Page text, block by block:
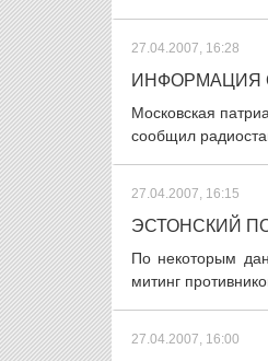
27.04.2007, 16:28
ИНФОРМАЦИЯ
Московская
сообщил
27.04.2007, 16:15
ЭСТОНСКИЙ
По некоторым
митинг
27.04.2007, 16:00